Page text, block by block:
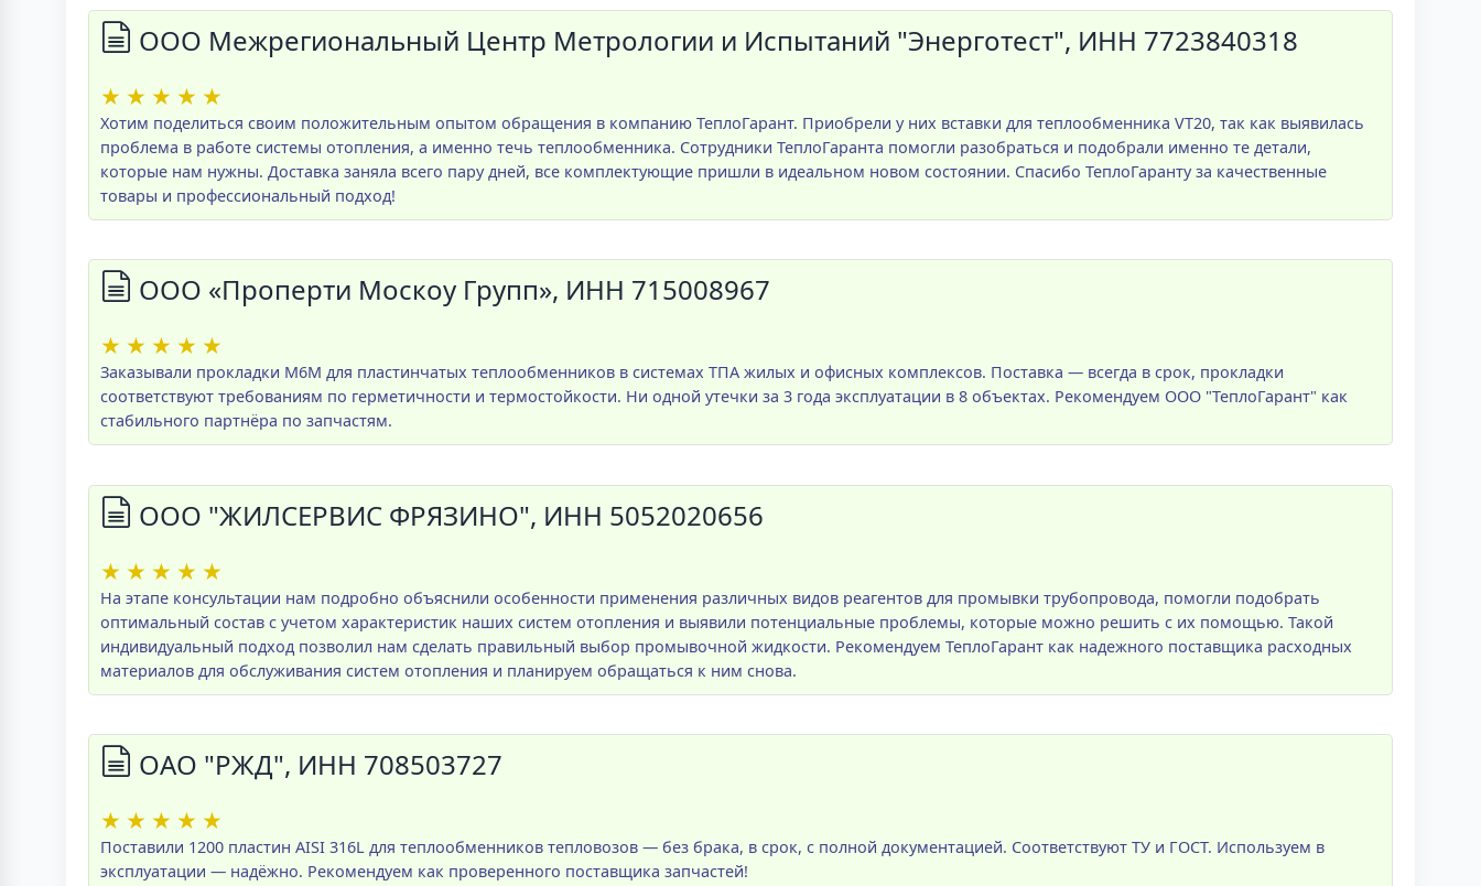
ООО Межрегиональный Центр Метрологии и Испытаний "Энерготест", ИНН 7723840318
★ ★ ★ ★ ★
Хотим поделиться своим положительным опытом обращения в компанию ТеплоГарант. Приобрели у них вставки для теплообменника VT20, так как выявилась
проблема в работе системы отопления, а именно течь теплообменника. Сотрудники ТеплоГаранта помогли разобраться и подобрали именно те детали,
которые нам нужны. Доставка заняла всего пару дней, все комплектующие пришли в идеальном новом состоянии. Спасибо ТеплоГаранту за качественные
товары и профессиональный подход!
ООО «Проперти Москоу Групп», ИНН 715008967
★ ★ ★ ★ ★
Заказывали прокладки M6M для пластинчатых теплообменников в системах ТПА жилых и офисных комплексов. Поставка — всегда в срок, прокладки
соответствуют требованиям по герметичности и термостойкости. Ни одной утечки за 3 года эксплуатации в 8 объектах. Рекомендуем ООО "ТеплоГарант" как
стабильного партнёра по запчастям.
ООО "ЖИЛСЕРВИС ФРЯЗИНО", ИНН 5052020656
★ ★ ★ ★ ★
На этапе консультации нам подробно объяснили особенности применения различных видов реагентов для промывки трубопровода, помогли подобрать
оптимальный состав с учетом характеристик наших систем отопления и выявили потенциальные проблемы, которые можно решить с их помощью. Такой
индивидуальный подход позволил нам сделать правильный выбор промывочной жидкости. Рекомендуем ТеплоГарант как надежного поставщика расходных
материалов для обслуживания систем отопления и планируем обращаться к ним снова.
ОАО "РЖД", ИНН 708503727
★ ★ ★ ★ ★
Поставили 1200 пластин AISI 316L для теплообменников тепловозов — без брака, в срок, с полной документацией. Соответствуют ТУ и ГОСТ. Используем в
эксплуатации — надёжно. Рекомендуем как проверенного поставщика запчастей!